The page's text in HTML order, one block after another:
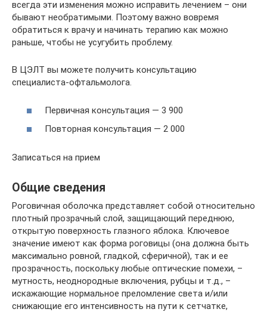
всегда эти изменения можно исправить лечением – они
бывают необратимыми. Поэтому важно вовремя
обратиться к врачу и начинать терапию как можно
раньше, чтобы не усугубить проблему.
В ЦЭЛТ вы можете получить консультацию
специалиста-офтальмолога.
Первичная консультация — 3 900
Повторная консультация — 2 000
Записаться на прием
Общие сведения
Роговичная оболочка представляет собой относительно
плотный прозрачный слой, защищающий переднюю,
открытую поверхность глазного яблока. Ключевое
значение имеют как форма роговицы (она должна быть
максимально ровной, гладкой, сферичной), так и ее
прозрачность, поскольку любые оптические помехи, –
мутность, неоднородные включения, рубцы и т.д., –
искажающие нормальное преломление света и/или
снижающие его интенсивность на пути к сетчатке,